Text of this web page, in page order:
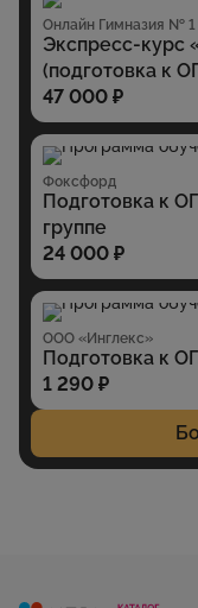
Онлайн Гимназия № 1
Экспресс-курс
(подготовка к
47 000 ₽
Фоксфорд
Подготовка к
группе
24 000 ₽
ООО «Инглекс»
Подготовка к
1 290 ₽